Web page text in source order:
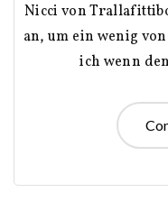
Nicci von
an, um ein wenig
ich wenn